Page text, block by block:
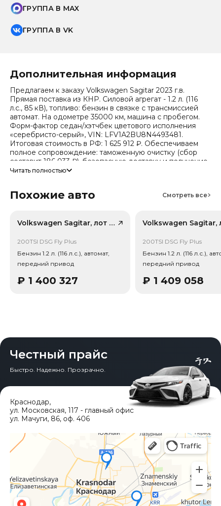
ГРУППА В MAX
ГРУППА В VK
Дополнительная информация
Предлагаем к заказу Volkswagen Sagitar 2023 г.в.
Прямая поставка из КНР. Силовой агрегат - 1.2 л. (116
л.с., 85 кВ), топливо: бензин в связке с трансмиссией
автомат. На одометре 35000 км, машина с пробегом.
Форм-фактор седан/хэтчбек цветового исполнения
«серебристо-серый», VIN: LFV1A2BU8N4493481.
Итоговая стоимость в РФ: 1 625 912 ₽. Обеспечиваем
полное сопровождение: таможенную очистку (сбор
составит 186 033 ₽), безопасную доставку и получение
всех документов.
уточняйте при обращении. Гарантируем полную
рынка (che): текущая цена в КНР 1 015 005 ₽, прогноз на
Примечание: прогноз актуален для внутреннего рынка
Тип привода: Передний привод (FWD).
Читать полностью
Похожие авто Смотреть все
Volkswagen Sagitar, лот 58714154
200TSI DSG Fly Plus
Бензин 1.2 л. (116 л.с.), автомат,
передний привод
₽ 1 400 327
200TSI DSG Fly Plus
Бензин 1.2 л. (116 л.с.),
передний привод
₽ 1 409 058
Честный прайс
Быстро. Надежно. Прозрачно.
Краснодар,
ул. Московская, 117 - главный офис
ул. Мачуги, 86, оф. 406